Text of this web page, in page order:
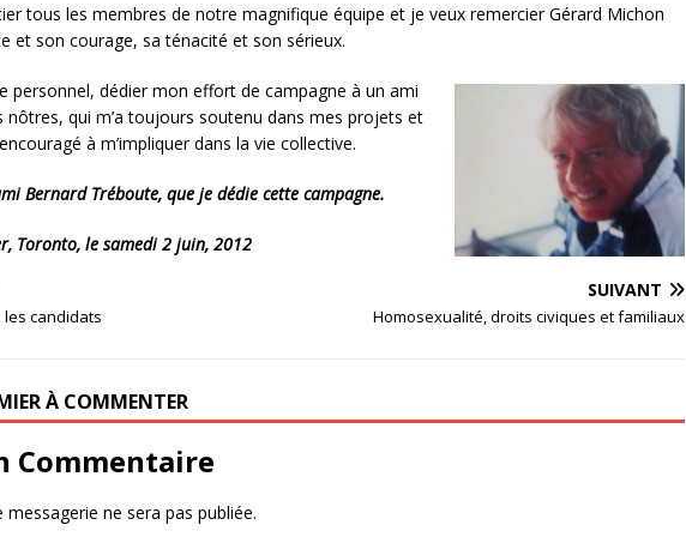
tous les membres de notre magnifique équipe et je veux remercier Gérard Michon
et son courage, sa ténacité et son sérieux.
personnel, dédier mon effort de campagne à un ami
nôtres, qui m’a toujours soutenu dans mes projets et
à m’impliquer dans la vie collective.
Bernard Tréboute, que je dédie cette campagne.
Toronto, le samedi 2 juin, 2012
les candidats
SUIVANT
Homosexualité, droits civiques et familiaux
À COMMENTER
Commentaire
messagerie ne sera pas publiée.